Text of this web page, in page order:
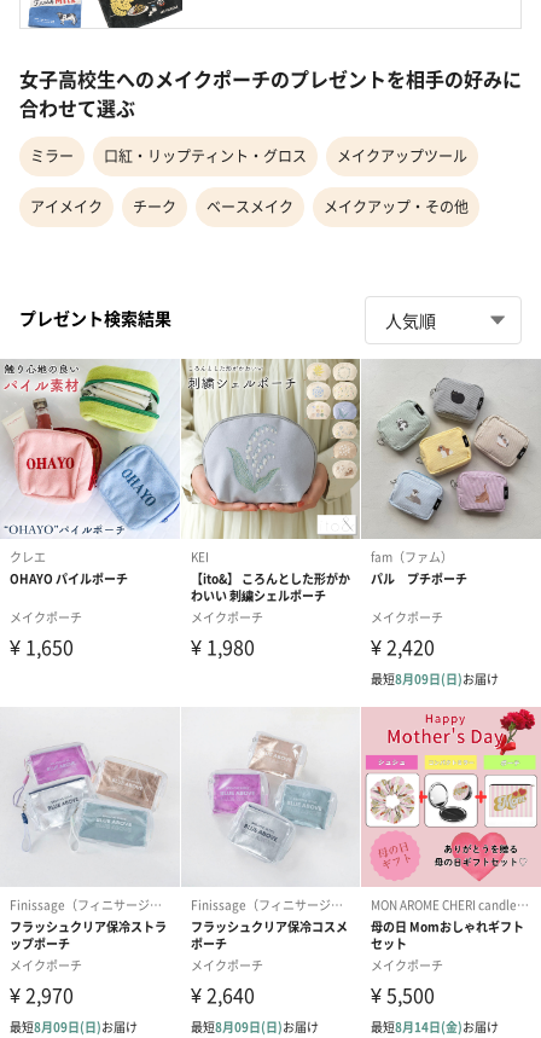
女子高校生へのメイクポーチのプレゼントを相手の好みに
合わせて選ぶ
ミラー 口紅・リップティント・グロス メイクアップツール
アイメイク チーク ベースメイク メイクアップ・その他
プレゼント検索結果